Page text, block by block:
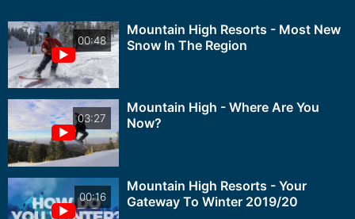
00:48
Mountain High Resorts - Most New
Snow In The Region
03:27
Mountain High - Where Are You
Now?
00:16
Mountain High Resorts - Your
Gateway To Winter 2019/20